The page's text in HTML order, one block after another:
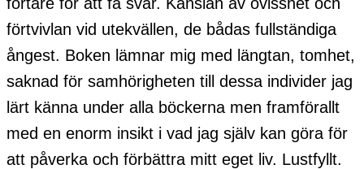
förtvivlan vid utekvällen, de bådas fullständiga
ångest. Boken lämnar mig med längtan, tomhet,
saknad för samhörigheten till dessa individer jag
lärt känna under alla böckerna men framförallt
med en enorm insikt i vad jag själv kan göra för
att påverka och förbättra mitt eget liv. Lustfyllt.